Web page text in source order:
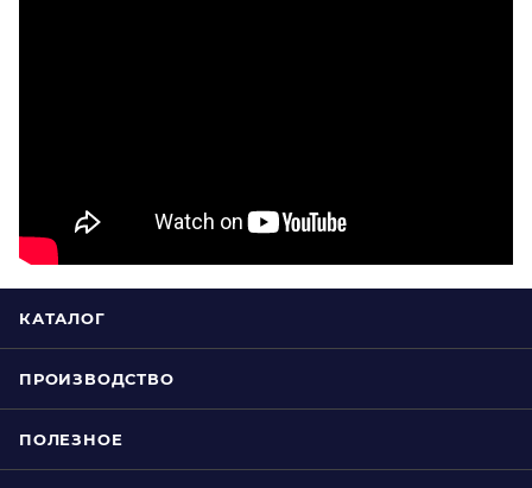
КАТАЛОГ
ПРОИЗВОДСТВО
ПОЛЕЗНОЕ